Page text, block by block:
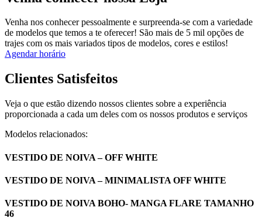
Venha nos conhecer pessoalmente e surpreenda-se com a variedade
de modelos que temos a te oferecer! São mais de 5 mil opções de
trajes com os mais variados tipos de modelos, cores e estilos!
Agendar horário
Clientes Satisfeitos
Veja o que estão dizendo nossos clientes sobre a experiência
proporcionada a cada um deles com os nossos produtos e serviços
Modelos relacionados:
VESTIDO DE NOIVA – OFF WHITE
VESTIDO DE NOIVA – MINIMALISTA OFF WHITE
VESTIDO DE NOIVA BOHO- MANGA FLARE TAMANHO
46